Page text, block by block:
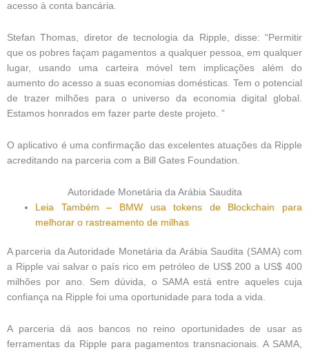
acesso à conta bancária.
Stefan Thomas, diretor de tecnologia da Ripple, disse: “Permitir
que os pobres façam pagamentos a qualquer pessoa, em qualquer
lugar, usando uma carteira móvel tem implicações além do
aumento do acesso a suas economias domésticas. Tem o potencial
de trazer milhões para o universo da economia digital global.
Estamos honrados em fazer parte deste projeto. ”
O aplicativo é uma confirmação das excelentes atuações da Ripple
acreditando na parceria com a Bill Gates Foundation.
Autoridade Monetária da Arábia Saudita
Leia Também – BMW usa tokens de Blockchain para
melhorar o rastreamento de milhas
A parceria da Autoridade Monetária da Arábia Saudita (SAMA) com
a Ripple vai salvar o país rico em petróleo de US$ 200 a US$ 400
milhões por ano. Sem dúvida, o SAMA está entre aqueles cuja
confiança na Ripple foi uma oportunidade para toda a vida.
A parceria dá aos bancos no reino oportunidades de usar as
ferramentas da Ripple para pagamentos transnacionais. A SAMA,